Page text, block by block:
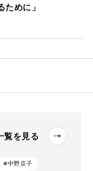
ために」
覧を見る
#中野京子